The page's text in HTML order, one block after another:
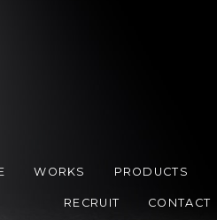
WORKS PRODUCTS
RECRUIT CONTACT